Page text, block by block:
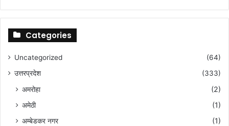
Categories
Uncategorized
(64)
उत्तरप्रदेश
(333)
अमरोहा
(2)
अमेठी
(1)
अम्बेडकर नगर
(1)